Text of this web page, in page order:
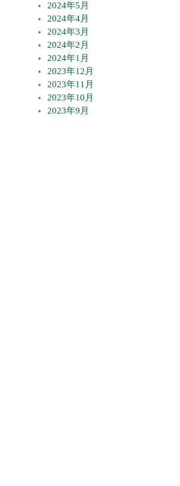
2024年5月
2024年4月
2024年3月
2024年2月
2024年1月
2023年12月
2023年11月
2023年10月
2023年9月